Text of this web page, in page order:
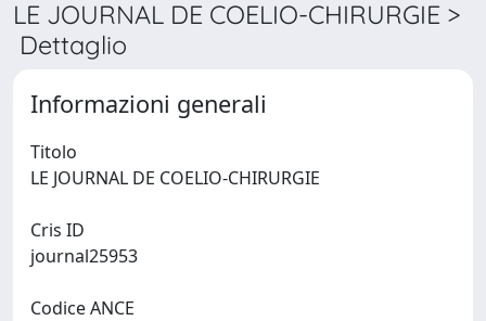
LE JOURNAL DE COELIO-CHIRURGIE >
Dettaglio
Informazioni generali
Titolo
Cris ID
Codice ANCE